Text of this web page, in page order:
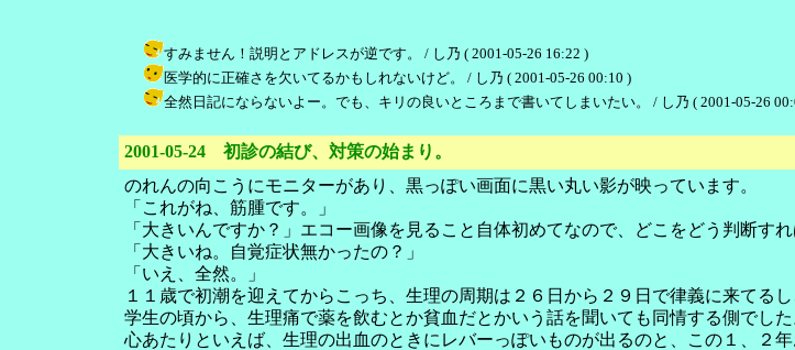
すみません！説明とアドレスが逆です。 / し乃 ( 2001-05-26 16:22 )
医学的に正確さを欠いてるかもしれないけど。 / し乃 ( 2001-05-26 00:10 )
全然日記にならないよー。でも、キリの良いところまで書いてしまいたい。 / し乃 ( 2001-05-26
2001-05-24 初診の結び、対策の始まり。
のれんの向こうにモニターがあり、黒っぽい画面に黒い丸い影が映っています。
「これがね、筋腫です。」
「大きいんですか？」エコー画像を見ること自体初めてなので、どこをどう判断すれ
「大きいね。自覚症状無かったの？」
「いえ、全然。」
１１歳で初潮を迎えてからこっち、生理の周期は２６日から２９日で律義に来てる
学生の頃から、生理痛で薬を飲むとか貧血だとかいう話を聞いても同情する側でした
心あたりといえば、生理の出血のときにレバーっぽいものが出るのと、この１、２